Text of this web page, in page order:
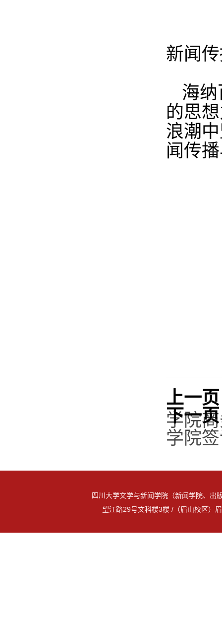
新闻
海
的思
浪潮
闻传
上一
学院
下一
学院
四川大学文学与新闻学院（新闻学院、
望江路29号文科楼3楼 /（眉山校区